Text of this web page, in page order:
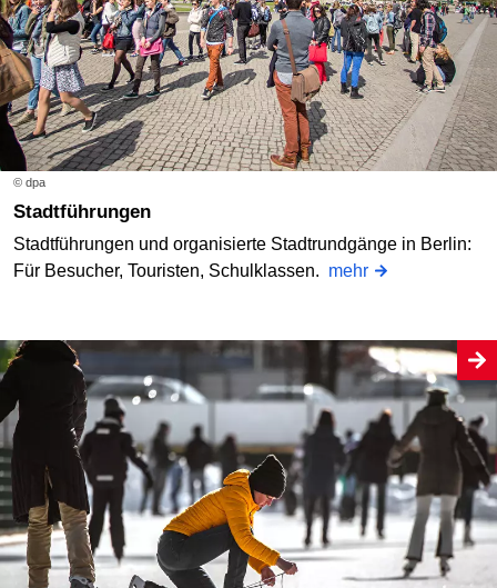
© dpa
Stadtführungen
Stadtführungen und organisierte Stadtrundgänge in Berlin:
Für Besucher, Touristen, Schulklassen. mehr